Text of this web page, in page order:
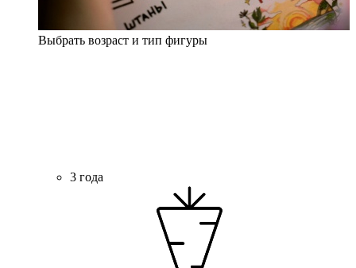
Выбрать возраст и тип фигуры
3 года